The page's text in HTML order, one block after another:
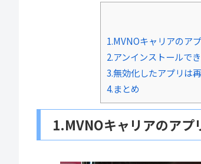
1.MVNOキャリアのア
2.アンインストールで
3.無効化したアプリは
4.まとめ
1.MVNOキャリアのアプ